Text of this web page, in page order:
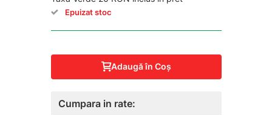
Epuizat stoc
Adaugă în Coş
Cumpara in rate: